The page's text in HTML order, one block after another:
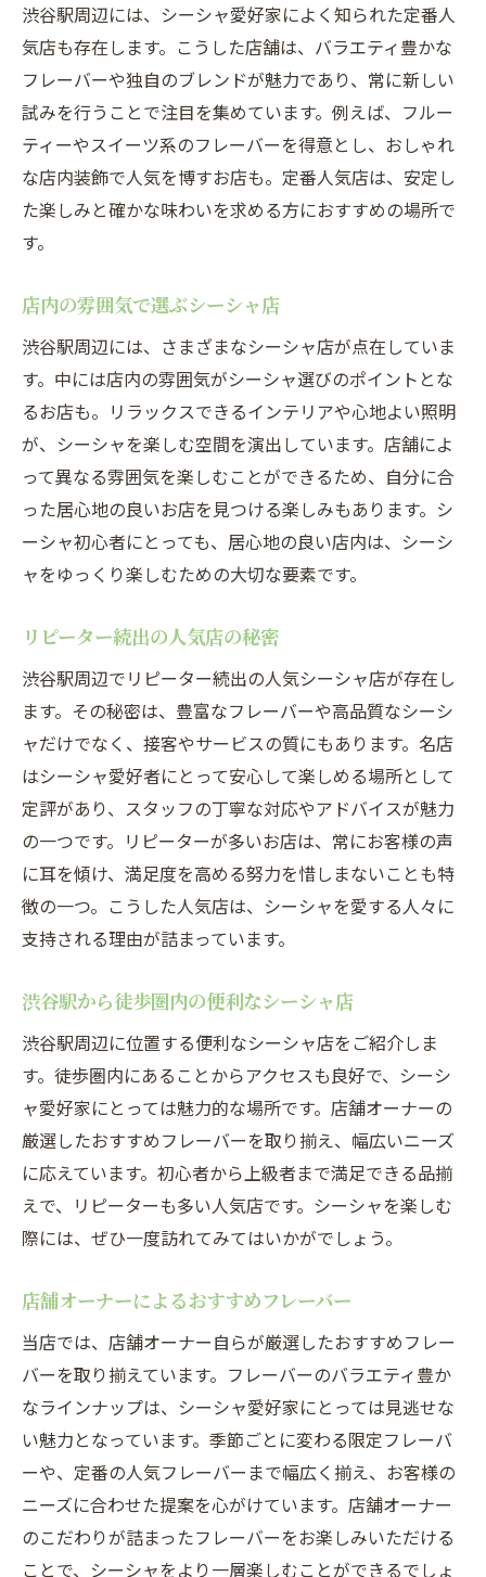
渋谷駅周辺には、シーシャ愛好家によく知られた定番人
気店も存在します。こうした店舗は、バラエティ豊かな
フレーバーや独自のブレンドが魅力であり、常に新しい
試みを行うことで注目を集めています。例えば、フルー
ティーやスイーツ系のフレーバーを得意とし、おしゃれ
な店内装飾で人気を博すお店も。定番人気店は、安定し
た楽しみと確かな味わいを求める方におすすめの場所で
す。
店内の雰囲気で選ぶシーシャ店
渋谷駅周辺には、さまざまなシーシャ店が点在していま
す。中には店内の雰囲気がシーシャ選びのポイントとな
るお店も。リラックスできるインテリアや心地よい照明
が、シーシャを楽しむ空間を演出しています。店舗によ
って異なる雰囲気を楽しむことができるため、自分に合
った居心地の良いお店を見つける楽しみもあります。シ
ーシャ初心者にとっても、居心地の良い店内は、シーシ
ャをゆっくり楽しむための大切な要素です。
リピーター続出の人気店の秘密
渋谷駅周辺でリピーター続出の人気シーシャ店が存在し
ます。その秘密は、豊富なフレーバーや高品質なシーシ
ャだけでなく、接客やサービスの質にもあります。名店
はシーシャ愛好者にとって安心して楽しめる場所として
定評があり、スタッフの丁寧な対応やアドバイスが魅力
の一つです。リピーターが多いお店は、常にお客様の声
に耳を傾け、満足度を高める努力を惜しまないことも特
徴の一つ。こうした人気店は、シーシャを愛する人々に
支持される理由が詰まっています。
渋谷駅から徒歩圏内の便利なシーシャ店
渋谷駅周辺に位置する便利なシーシャ店をご紹介しま
す。徒歩圏内にあることからアクセスも良好で、シーシ
ャ愛好家にとっては魅力的な場所です。店舗オーナーの
厳選したおすすめフレーバーを取り揃え、幅広いニーズ
に応えています。初心者から上級者まで満足できる品揃
えで、リピーターも多い人気店です。シーシャを楽しむ
際には、ぜひ一度訪れてみてはいかがでしょう。
店舗オーナーによるおすすめフレーバー
当店では、店舗オーナー自らが厳選したおすすめフレー
バーを取り揃えています。フレーバーのバラエティ豊か
なラインナップは、シーシャ愛好家にとっては見逃せな
い魅力となっています。季節ごとに変わる限定フレーバ
ーや、定番の人気フレーバーまで幅広く揃え、お客様の
ニーズに合わせた提案を心がけています。店舗オーナー
のこだわりが詰まったフレーバーをお楽しみいただける
ことで、シーシャをより一層楽しむことができるでしょ